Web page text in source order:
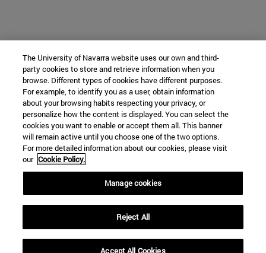
The University of Navarra website uses our own and third-
party cookies to store and retrieve information when you
browse. Different types of cookies have different purposes.
For example, to identify you as a user, obtain information
about your browsing habits respecting your privacy, or
personalize how the content is displayed. You can select the
cookies you want to enable or accept them all. This banner
will remain active until you choose one of the two options.
For more detailed information about our cookies, please visit
our Cookie Policy.
Manage cookies
Reject All
Accept All Cookies